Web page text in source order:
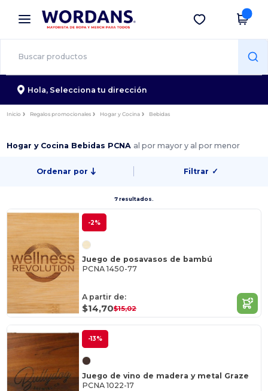
× App de Wordans
¡Mejores precios en app!
Descargar app
Hola, Selecciona tu dirección
Inicio Regalos promocionales Hogar y Cocina Bebidas
Hogar y Cocina Bebidas PCNA al por mayor y al por menor
Ordenar por Filtrar ✓
7 resultados.
-2%
Juego de posavasos de bambú
PCNA 1450-77
A partir de:
$14,70$15,02
-13%
Juego de vino de madera y metal Graze
PCNA 1022-17